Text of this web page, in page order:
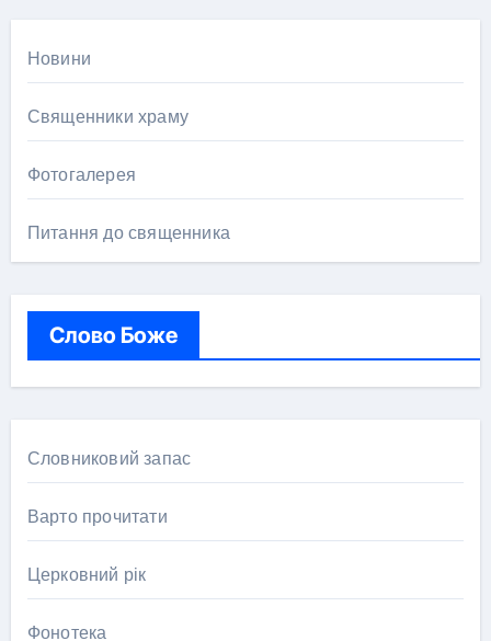
Новини
Священники храму
Фотогалерея
Питання до священника
Слово Боже
Словниковий запас
Варто прочитати
Церковний рік
Фонотека